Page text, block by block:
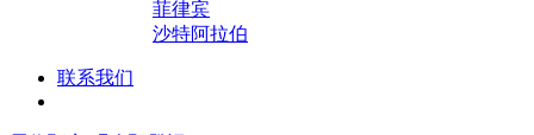
菲律宾
沙特阿拉伯
联系我们